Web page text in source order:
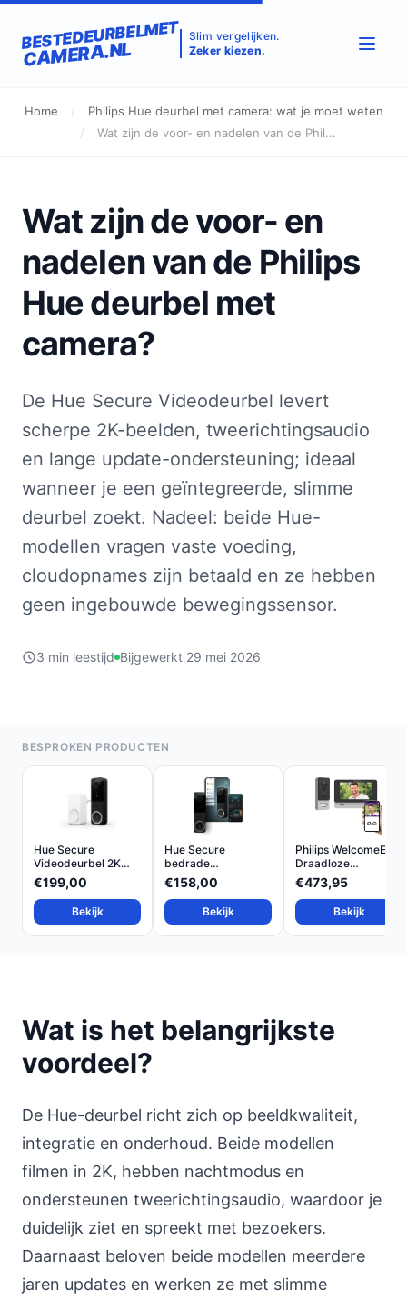
BESTEDEURBELMET
CAMERA.NL
Slim vergelijken.
Zeker kiezen.
Home /
Philips Hue deurbel met camera: wat je moet weten
/
Wat zijn de voor- en nadelen van de Phil...
Wat zijn de voor- en
nadelen van de Philips
Hue deurbel met
camera?
De Hue Secure Videodeurbel levert
scherpe 2K-beelden, tweerichtingsaudio
en lange update-ondersteuning; ideaal
wanneer je een geïntegreerde, slimme
deurbel zoekt. Nadeel: beide Hue-
modellen vragen vaste voeding,
cloudopnames zijn betaald en ze hebben
geen ingebouwde bewegingssensor.
3 min leestijd Bijgewerkt 29 mei 2026
BESPROKEN PRODUCTEN
Hue Secure
Videodeurbel 2K
met Tweeric...
€199,00
Bekijk
Hue Secure
bedrade
videodeurbel 2K-
vid...
€158,00
Bekijk
Philips WelcomeEye
Draadloze
Videodeur...
€473,95
Bekijk
Wat is het belangrijkste
voordeel?
De Hue-deurbel richt zich op beeldkwaliteit,
integratie en onderhoud. Beide modellen
filmen in 2K, hebben nachtmodus en
ondersteunen tweerichtingsaudio, waardoor je
duidelijk ziet en spreekt met bezoekers.
Daarnaast beloven beide modellen meerdere
jaren updates en werken ze met slimme